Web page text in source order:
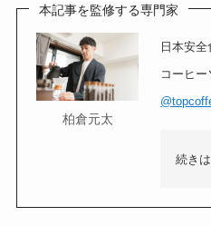
本記事を監修する専門家
柏倉元太
日本安
コーヒ
続き